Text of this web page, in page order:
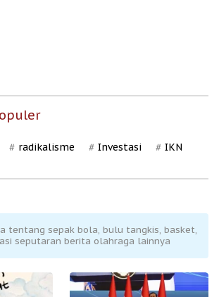
radikalisme Investasi IKN
tentang sepak bola, bulu tangkis, basket,
seputaran berita olahraga lainnya